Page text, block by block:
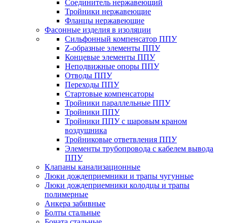
Соединитель нержавеющий
Тройники нержавеющие
Фланцы нержавеющие
Фасонные изделия в изоляции
Cильфонный компенсатор ППУ
Z-образные элементы ППУ
Концевые элементы ППУ
Неподвижные опоры ППУ
Отводы ППУ
Переходы ППУ
Стартовые компенсаторы
Тройники параллельные ППУ
Тройники ППУ
Тройники ППУ с шаровым краном
воздушника
Тройниковые ответвления ППУ
Элементы трубопровода с кабелем вывода
ППУ
Клапаны канализационные
Люки дождеприемники и трапы чугунные
Люки дождеприемники колодцы и трапы
полимерные
Анкера забивные
Болты стальные